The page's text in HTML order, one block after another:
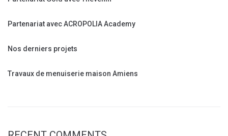
rPartenariat avec ACROPOLIA Academy
Nos derniers projets
Travaux de menuiserie maison Amiens